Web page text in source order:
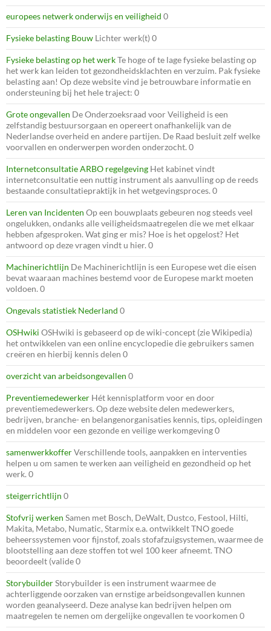
europees netwerk onderwijs en veiligheid 0
Fysieke belasting Bouw Lichter werk(t) 0
Fysieke belasting op het werkTe hoge of te lage fysieke belasting op
het werk kan leiden tot gezondheidsklachten en verzuim. Pak fysieke
belasting aan! Op deze website vind je betrouwbare informatie en
ondersteuning bij het hele traject: 0
Grote ongevallen De Onderzoeksraad voor Veiligheid is een
zelfstandig bestuursorgaan en opereert onafhankelijk van de
Nederlandse overheid en andere partijen. De Raad besluit zelf welke
voorvallen en onderwerpen worden onderzocht. 0
Internetconsultatie ARBO regelgeving Het kabinet vindt
internetconsultatie een nuttig instrument als aanvulling op de reeds
bestaande consultatiepraktijk in het wetgevingsproces. 0
Leren van Incidenten Op een bouwplaats gebeuren nog steeds veel
ongelukken, ondanks alle veiligheidsmaatregelen die we met elkaar
hebben afgesproken. Wat ging er mis? Hoe is het opgelost? Het
antwoord op deze vragen vindt u hier. 0
Machinerichtlijn De Machinerichtlijn is een Europese wet die eisen
bevat waaraan machines bestemd voor de Europese markt moeten
voldoen. 0
Ongevals statistiek Nederland 0
OSHwiki OSHwiki is gebaseerd op de wiki-concept (zie Wikipedia)
het ontwikkelen van een online encyclopedie die gebruikers samen
creëren en hierbij kennis delen 0
overzicht van arbeidsongevallen 0
Preventiemedewerker Hét kennisplatform voor en door
preventiemedewerkers. Op deze website delen medewerkers,
bedrijven, branche- en belangenorganisaties kennis, tips, opleidingen
en middelen voor een gezonde en veilige werkomgeving 0
samenwerkkofferVerschillende tools, aanpakken en interventies
helpen u om samen te werken aan veiligheid en gezondheid op het
werk. 0
steigerrichtlijn 0
Stofvrij werken Samen met Bosch, DeWalt, Dustco, Festool, Hilti,
Makita, Metabo, Numatic, Starmix e.a. ontwikkelt TNO goede
beheerssystemen voor fijnstof, zoals stofafzuigsystemen, waarmee de
blootstelling aan deze stoffen tot wel 100 keer afneemt. TNO
beoordeelt (valide 0
StorybuilderStorybuilder is een instrument waarmee de
achterliggende oorzaken van ernstige arbeidsongevallen kunnen
worden geanalyseerd. Deze analyse kan bedrijven helpen om
maatregelen te nemen om dergelijke ongevallen te voorkomen 0